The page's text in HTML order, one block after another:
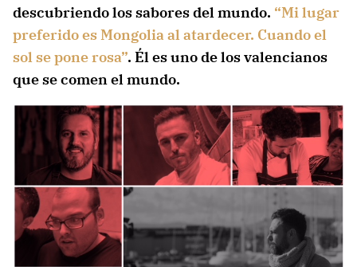
descubriendo los sabores del mundo. “Mi lugar
preferido es Mongolia al atardecer. Cuando el
sol se pone rosa”. Él es uno de los valencianos
que se comen el mundo.